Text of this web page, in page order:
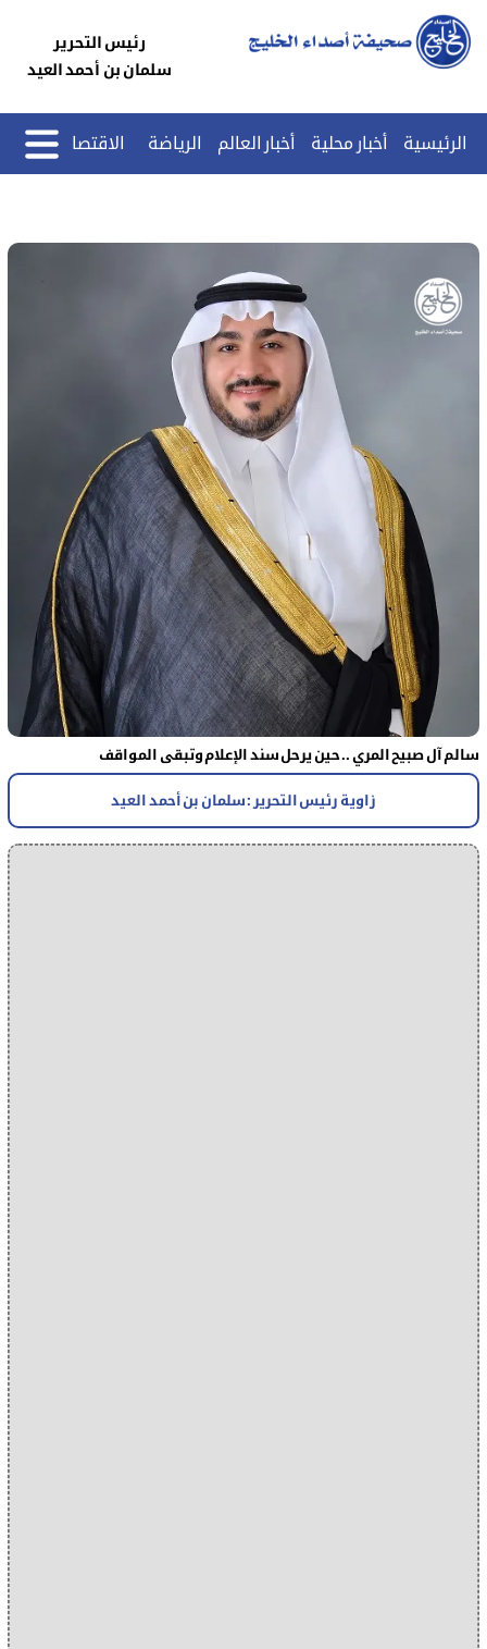
رئيس التحرير
سلمان بن أحمد العيد
الرئيسية أخبار محلية أخبار العالم الرياضة الاقتصاد
سالم آل صبيح المري .. حين يرحل سند الإعلام وتبقى المواقف
زاوية رئيس التحرير : سلمان بن أحمد العيد